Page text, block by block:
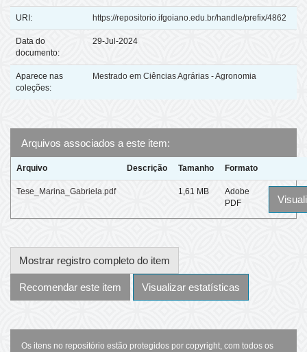
URI: https://repositorio.ifgoiano.edu.br/handle/prefix/4862
Data do
documento:
29-Jul-2024
Aparece nas
coleções:
Mestrado em Ciências Agrárias - Agronomia
Arquivos associados a este item:
Arquivo Descrição Tamanho Formato
Tese_Marina_Gabriela.pdf 1,61 MB
Adobe
PDF
Mostrar registro completo do item
Recomendar este item Visualizar estatísticas
Os itens no repositório estão protegidos por copyright, com todos os